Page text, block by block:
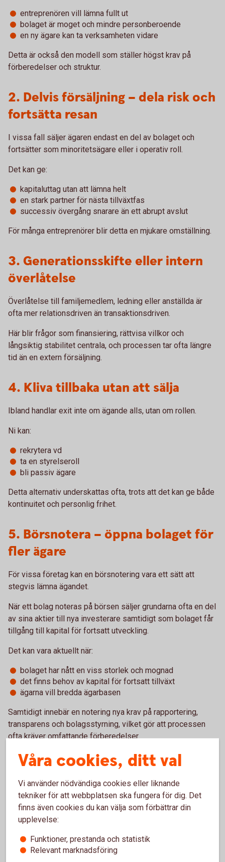
entreprenören vill lämna fullt ut
bolaget är moget och mindre personberoende
en ny ägare kan ta verksamheten vidare
Detta är också den modell som ställer högst krav på
förberedelser och struktur.
2. Delvis försäljning – dela risk och
fortsätta resan
I vissa fall säljer ägaren endast en del av bolaget och
fortsätter som minoritetsägare eller i operativ roll.
Det kan ge:
kapitaluttag utan att lämna helt
en stark partner för nästa tillväxtfas
successiv övergång snarare än ett abrupt avslut
För många entreprenörer blir detta en mjukare omställning.
3. Generationsskifte eller intern
överlåtelse
Överlåtelse till familjemedlem, ledning eller anställda är
ofta mer relationsdriven än transaktionsdriven.
Här blir frågor som finansiering, rättvisa villkor och
långsiktig stabilitet centrala, och processen tar ofta längre
tid än en extern försäljning.
4. Kliva tillbaka utan att sälja
Ibland handlar exit inte om ägande alls, utan om rollen.
Ni kan:
rekrytera vd
ta en styrelseroll
bli passiv ägare
Detta alternativ underskattas ofta, trots att det kan ge både
kontinuitet och personlig frihet.
5. Börsnotera – öppna bolaget för
fler ägare
För vissa företag kan en börsnotering vara ett sätt att
stegvis lämna ägandet.
När ett bolag noteras på börsen säljer grundarna ofta en del
av sina aktier till nya investerare samtidigt som bolaget får
tillgång till kapital för fortsatt utveckling.
Det kan vara aktuellt när:
bolaget har nått en viss storlek och mognad
det finns behov av kapital för fortsatt tillväxt
ägarna vill bredda ägarbasen
Samtidigt innebär en notering nya krav på rapportering,
transparens och bolagsstyrning, vilket gör att processen
ofta kräver omfattande förberedelser.
6. Om ägarförändringen sker
oväntat
Alla ägarövergångar sker inte planerat. Om en företagare
blir sjuk eller avlider kan ägandet övergå till arvingar eller
framtid.
Våra cookies, ditt val
Vi använder nödvändiga cookies eller liknande
tekniker för att webbplatsen ska fungera för dig. Det
finns även cookies du kan välja som förbättrar din
upplevelse:
Funktioner, prestanda och statistik
Relevant marknadsföring